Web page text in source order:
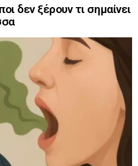
δεν ξέρουν τι σημαίνει